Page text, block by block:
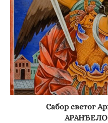
Сабор светог